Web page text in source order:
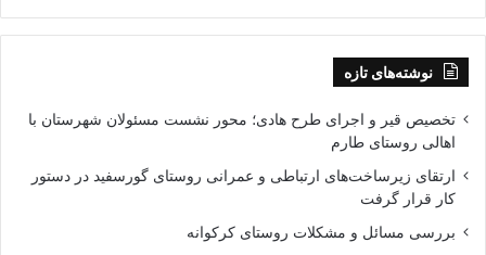
نوشته‌های تازه
تخصیص قیر و اجرای طرح هادی؛ محور نشست مسئولان شهرستان با
اهالی روستای طارم
ارتقای زیرساخت‌های ارتباطی و عمرانی روستای گورسفید در دستور
کار قرار گرفت
بررسی مسائل و مشکلات روستای کرکوانه